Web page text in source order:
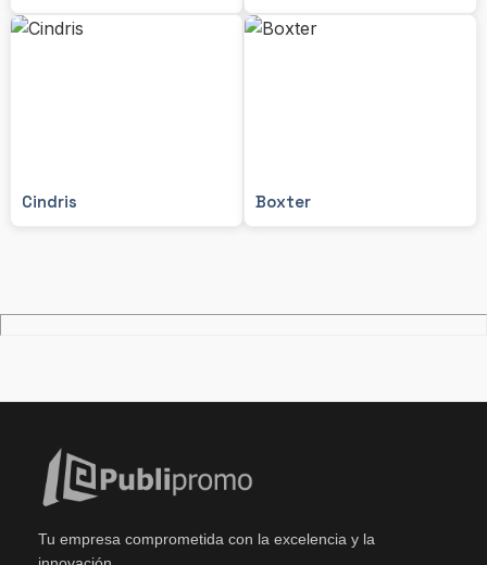
Cindris Boxter
Tu empresa comprometida con la excelencia y la